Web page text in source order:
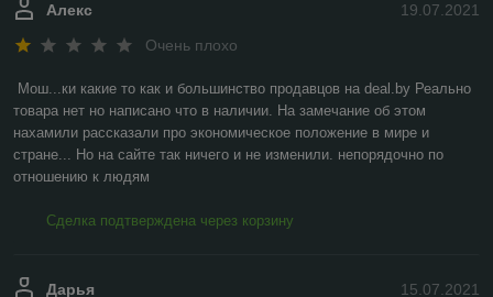
19.07.2021
Алекс
Очень плохо
Мош...ки какие то как и большинство продавцов на deal.by Реально
товара нет но написано что в наличии. На замечание об этом
нахамили рассказали про экономическое положение в мире и
стране... Но на сайте так ничего и не изменили. непорядочно по
отношению к людям
Сделка подтверждена через корзину
15.07.2021
Дарья